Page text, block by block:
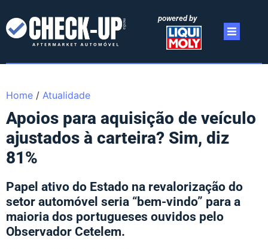
powered by
Home / Atualidade
Apoios para aquisição de veículo
ajustados à carteira? Sim, diz
81%
Papel ativo do Estado na revalorização do
setor automóvel seria “bem-vindo” para a
maioria dos portugueses ouvidos pelo
Observador Cetelem.